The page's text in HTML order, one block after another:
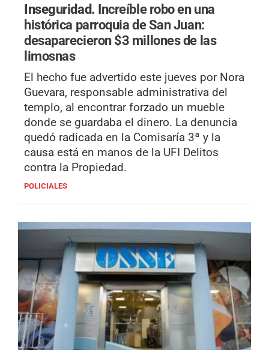
Inseguridad. Increíble robo en una
histórica parroquia de San Juan:
desaparecieron $3 millones de las
limosnas
El hecho fue advertido este jueves por Nora
Guevara, responsable administrativa del
templo, al encontrar forzado un mueble
donde se guardaba el dinero. La denuncia
quedó radicada en la Comisaría 3ª y la
causa está en manos de la UFI Delitos
contra la Propiedad.
POLICIALES